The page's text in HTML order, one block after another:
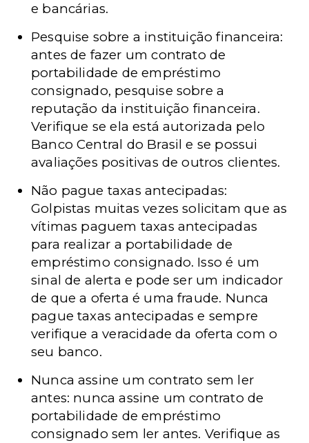
e bancárias.
Pesquise sobre a instituição financeira:
antes de fazer um contrato de
portabilidade de empréstimo
consignado, pesquise sobre a
reputação da instituição financeira.
Verifique se ela está autorizada pelo
Banco Central do Brasil e se possui
avaliações positivas de outros clientes.
Não pague taxas antecipadas:
Golpistas muitas vezes solicitam que as
vítimas paguem taxas antecipadas
para realizar a portabilidade de
empréstimo consignado. Isso é um
sinal de alerta e pode ser um indicador
de que a oferta é uma fraude. Nunca
pague taxas antecipadas e sempre
verifique a veracidade da oferta com o
seu banco.
Nunca assine um contrato sem ler
antes: nunca assine um contrato de
portabilidade de empréstimo
consignado sem ler antes. Verifique as